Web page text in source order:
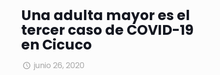
Una adulta mayor es el
tercer caso de COVID-19
en Cicuco
junio 26, 2020